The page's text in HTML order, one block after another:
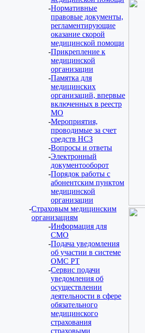
Нормативные
правовые документы,
регламентирующие
оказание скорой
медицинской помощи
Прикрепление к
медицинской
организации
Памятка для
медицинских
организаций, впервые
включенных в реестр
МО
Мероприятия,
проводимые за счет
средств НСЗ
Вопросы и ответы
Электронный
документооборот
Порядок работы с
абонентским пунктом
медицинской
организации
Страховым медицинским
организациям
Информация для
СМО
Подача уведомления
об участии в системе
ОМС РТ
Сервис подачи
уведомления об
осуществлении
деятельности в сфере
обязательного
медицинского
страхования
страховыми